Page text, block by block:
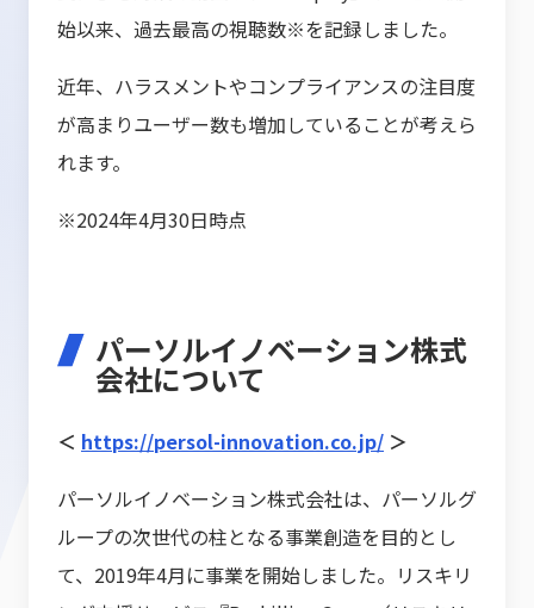
始以来、過去最高の視聴数※を記録しました。
近年、ハラスメントやコンプライアンスの注目度
が高まりユーザー数も増加していることが考えら
れます。
※2024年4月30日時点
パーソルイノベーション株式
会社について
＜ https://persol-innovation.co.jp/ ＞
パーソルイノベーション株式会社は、パーソルグ
ループの次世代の柱となる事業創造を目的とし
て、2019年4月に事業を開始しました。リスキリ